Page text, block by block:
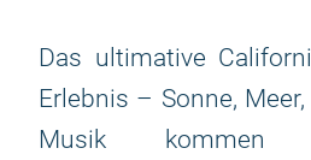
Das ultimative
Erlebnis – Sonne,
Musik kommen